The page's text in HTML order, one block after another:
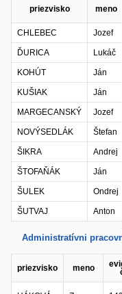
priezvisko meno
CHLEBEC Jozef
ĎURICA Lukáč
KOHÚT Ján
KUŠIAK Ján
MARGECANSKÝ Jozef
NOVÝSEDLÁK Štefan
ŠIKRA Andrej
ŠTOFAŇÁK Ján
ŠULEK Ondrej
ŠUTVAJ Anton
Administratívni
priezvisko meno